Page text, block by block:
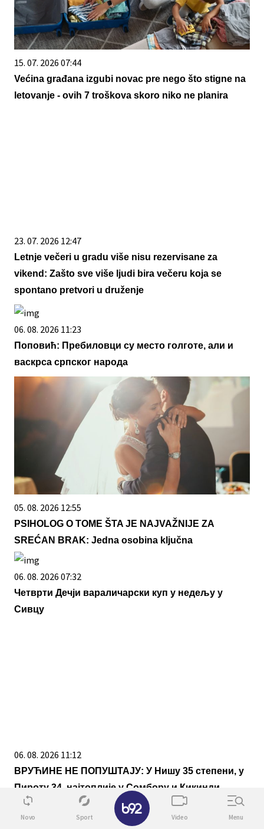
15. 07. 2026 07:44
Većina građana izgubi novac pre nego što stigne na
letovanje - ovih 7 troškova skoro niko ne planira
23. 07. 2026 12:47
Letnje večeri u gradu više nisu rezervisane za
vikend: Zašto sve više ljudi bira večeru koja se
spontano pretvori u druženje
06. 08. 2026 11:23
Поповић: Пребиловци су место голготе, али и
васкрса српског народа
05. 08. 2026 12:55
PSIHOLOG O TOME ŠTA JE NAJVAŽNIJE ZA
SREĆAN BRAK: Jedna osobina ključna
06. 08. 2026 07:32
Четврти Дечји вараличарски куп у недељу у
Сивцу
06. 08. 2026 11:12
ВРУЋИНЕ НЕ ПОПУШТАЈУ: У Нишу 35 степени, у
Пироту 34, најтоплије у Сомбору и Кикинди
Novo Sport Video Menu
✕